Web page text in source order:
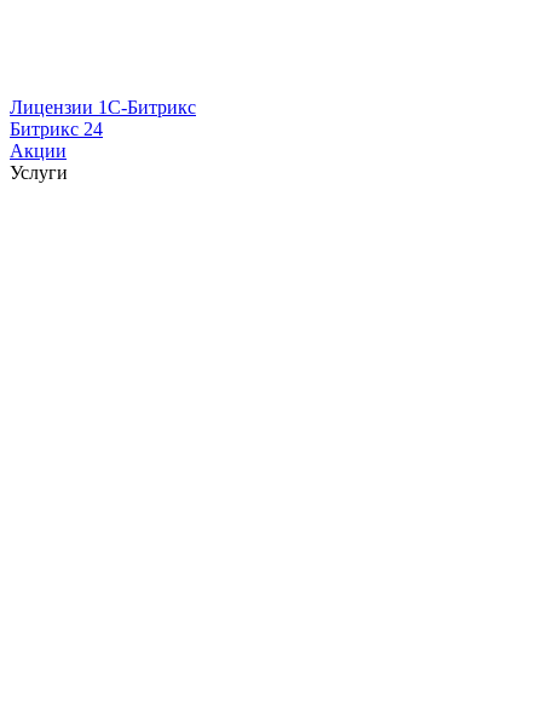
Лицензии 1С-Битрикс
Битрикс 24
Акции
Услуги